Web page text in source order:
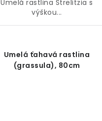
Umelá rastlina Strelitzia s
výškou...
Umelá ťahavá rastlina
(grassula), 80cm